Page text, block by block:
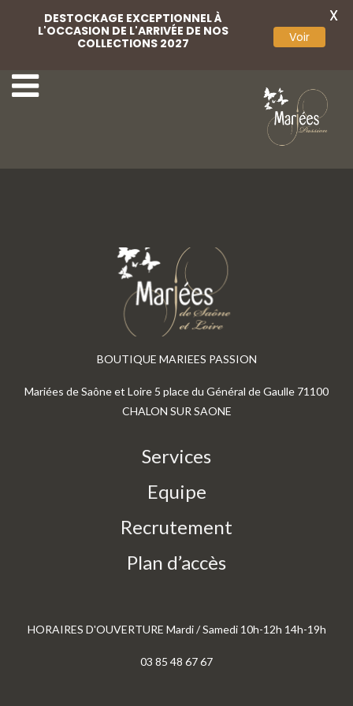
BOUTIQUE MARIEES PASSION
Mariées de Saône et Loire 5 place du Général de Gaulle 71100
CHALON SUR SAONE
Services
Equipe
Recrutement
Plan d’accès
HORAIRES D'OUVERTURE Mardi / Samedi 10h-12h 14h-19h
03 85 48 67 67
DESTOCKAGE EXCEPTIONNEL À
L'OCCASION DE L'ARRIVÉE DE NOS
COLLECTIONS 2027
Voir
X